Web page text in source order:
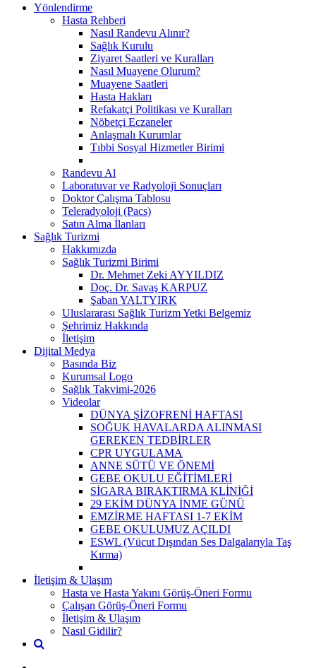
Yönlendirme
Hasta Rehberi
Nasıl Randevu Alınır?
Sağlık Kurulu
Ziyaret Saatleri ve Kuralları
Nasıl Muayene Olurum?
Muayene Saatleri
Hasta Hakları
Refakatçi Politikası ve Kuralları
Nöbetçi Eczaneler
Anlaşmalı Kurumlar
Tıbbi Sosyal Hizmetler Birimi
Randevu Al
Laboratuvar ve Radyoloji Sonuçları
Doktor Çalışma Tablosu
Teleradyoloji (Pacs)
Satın Alma İlanları
Sağlık Turizmi
Hakkımızda
Sağlık Turizmi Birimi
Dr. Mehmet Zeki AYYILDIZ
Doç. Dr. Savaş KARPUZ
Şaban YALTYIRK
Uluslararası Sağlık Turizm Yetki Belgemiz
Şehrimiz Hakkında
İletişim
Dijital Medya
Basında Biz
Kurumsal Logo
Sağlık Takvimi-2026
Videolar
DÜNYA ŞİZOFRENİ HAFTASI
SOĞUK HAVALARDA ALINMASI
GEREKEN TEDBİRLER
CPR UYGULAMA
ANNE SÜTÜ VE ÖNEMİ
GEBE OKULU EĞİTİMLERİ
SİGARA BIRAKTIRMA KLİNİĞİ
29 EKİM DÜNYA İNME GÜNÜ
EMZİRME HAFTASI 1-7 EKİM
GEBE OKULUMUZ AÇILDI
ESWL (Vücut Dışından Ses Dalgalarıyla Taş
Kırma)
İletişim & Ulaşım
Hasta ve Hasta Yakını Görüş-Öneri Formu
Çalışan Görüş-Öneri Formu
İletişim & Ulaşım
Nasıl Gidilir?